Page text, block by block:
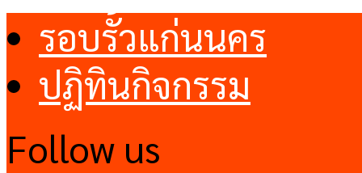
รอบรั้วแก่นนคร
ปฏิทินกิจกรรม
Follow us